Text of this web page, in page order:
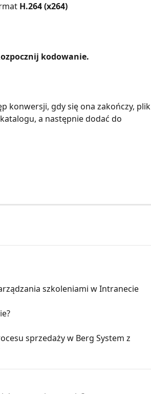
H.264 (x264)
kodowanie.
konwersji, gdy się ona zakończy, plik
a następnie dodać do
szkoleniami w Intranecie
sprzedaży w Berg System z